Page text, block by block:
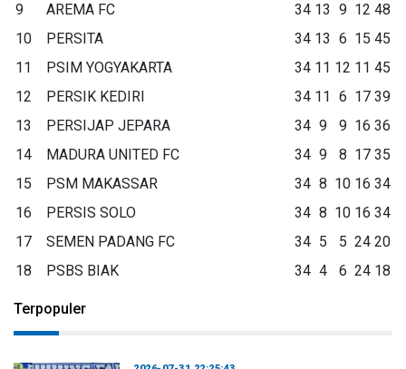
9
AREMA FC 34 13 9 12 48
10
PERSITA 34 13 6 15 45
11
PSIM YOGYAKARTA 34 11 12 11 45
12
PERSIK KEDIRI 34 11 6 17 39
13
PERSIJAP JEPARA 34 9 9 16 36
14
MADURA UNITED FC 34 9 8 17 35
15
PSM MAKASSAR 34 8 10 16 34
16
PERSIS SOLO 34 8 10 16 34
17
SEMEN PADANG FC 34 5 5 24 20
18
PSBS BIAK 34 4 6 24 18
Terpopuler